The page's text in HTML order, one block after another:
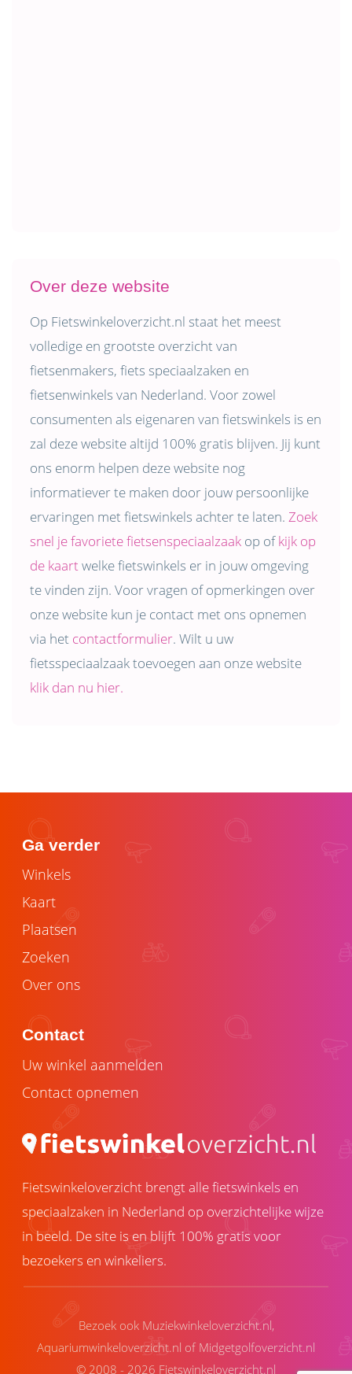
Over deze website
Op Fietswinkeloverzicht.nl staat het meest
volledige en grootste overzicht van
fietsenmakers, fiets speciaalzaken en
fietsenwinkels van Nederland. Voor zowel
consumenten als eigenaren van fietswinkels is en
zal deze website altijd 100% gratis blijven. Jij kunt
ons enorm helpen deze website nog
informatiever te maken door jouw persoonlijke
ervaringen met fietswinkels achter te laten. Zoek
snel je favoriete fietsenspeciaalzaakop ofkijk op
de kaartwelke fietswinkels er in jouw omgeving
te vinden zijn. Voor vragen of opmerkingen over
onze website kun je contact met ons opnemen
via het contactformulier. Wilt u uw
fietsspeciaalzaak toevoegen aan onze website
klik dan nu hier.
Ga verder
Winkels
Kaart
Plaatsen
Zoeken
Over ons
Contact
Uw winkel aanmelden
Contact opnemen
Fietswinkeloverzicht brengt alle fietswinkels en
speciaalzaken in Nederland op overzichtelijke wijze
in beeld. De site is en blijft 100% gratis voor
bezoekers en winkeliers.
Bezoek ook Muziekwinkeloverzicht.nl,
Aquariumwinkeloverzicht.nl of Midgetgolfoverzicht.nl
© 2008 - 2026 Fietswinkeloverzicht.nl